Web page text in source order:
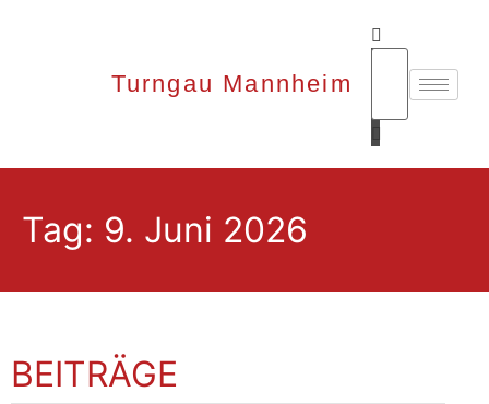
Turngau Mannheim
Tag: 9. Juni 2026
BEITRÄGE